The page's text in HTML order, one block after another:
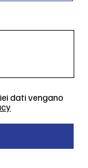
dati vengano